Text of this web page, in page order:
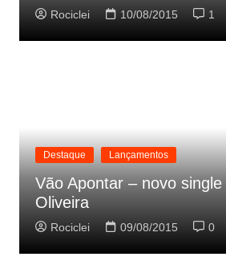
Rociclei 10/08/2015 1
Destaque Lançamentos
Vão Apontar – novo
Oliveira
Rociclei 09/08/2015 0